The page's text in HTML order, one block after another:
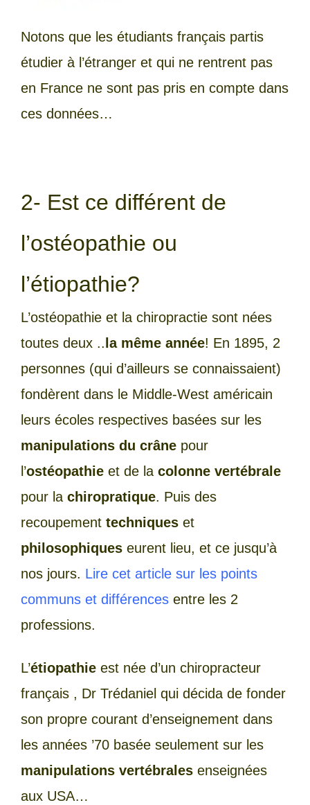
Notons que les étudiants français partis
étudier à l’étranger et qui ne rentrent pas
en France ne sont pas pris en compte dans
ces données…
2- Est ce différent de
l’ostéopathie ou
l’étiopathie?
L’ostéopathie et la chiropractie sont nées
toutes deux .. la même année! En 1895, 2
personnes (qui d’ailleurs se connaissaient)
fondèrent dans le Middle-West américain
leurs écoles respectives basées sur les
manipulations du crâne pour
l’ostéopathie et de la colonne vertébrale
pour la chiropratique. Puis des
recoupement techniques et
philosophiques eurent lieu, et ce jusqu’à
nos jours. Lire cet article sur les points
communs et différences entre les 2
professions.
L’étiopathie est née d’un chiropracteur
français , Dr Trédaniel qui décida de fonder
son propre courant d’enseignement dans
les années ’70 basée seulement sur les
manipulations vertébrales enseignées
aux USA…